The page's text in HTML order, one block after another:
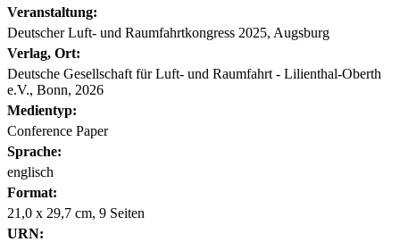
Veranstaltung:
Deutscher Luft- und Raumfahrtkongress 2025, Augsburg
Verlag, Ort:
Deutsche Gesellschaft für Luft- und Raumfahrt - Lilienthal-Oberth
e.V., Bonn, 2026
Medientyp:
Conference Paper
Sprache:
englisch
Format:
21,0 x 29,7 cm, 9 Seiten
URN: